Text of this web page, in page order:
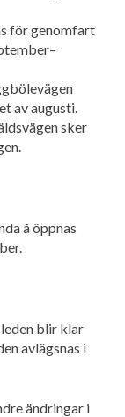
för genomfart
av augusti.
sker
å öppnas
blir klar
avlägsnas i
ändringar i